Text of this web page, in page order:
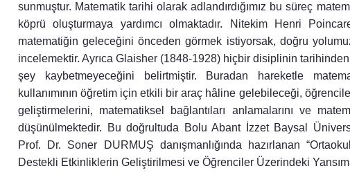
sunmuştur. Matematik tarihi olarak adlandırdığımız bu süreç
köprü oluşturmaya yardımcı olmaktadır. Nitekim Henri
matematiğin geleceğini önceden görmek istiyorsak, doğru
incelemektir. Ayrıca Glaisher (1848-1928) hiçbir disiplinin
şey kaybetmeyeceğini belirtmiştir. Buradan hareketle
kullanımının öğretim için etkili bir araç hâline gelebileceği,
geliştirmelerini, matematiksel bağlantıları anlamalarını ve
düşünülmektedir. Bu doğrultuda Bolu Abant İzzet Baysal
Prof. Dr. Soner DURMUŞ danışmanlığında hazırlanan
Destekli Etkinliklerin Geliştirilmesi ve Öğrenciler Üzerindeki